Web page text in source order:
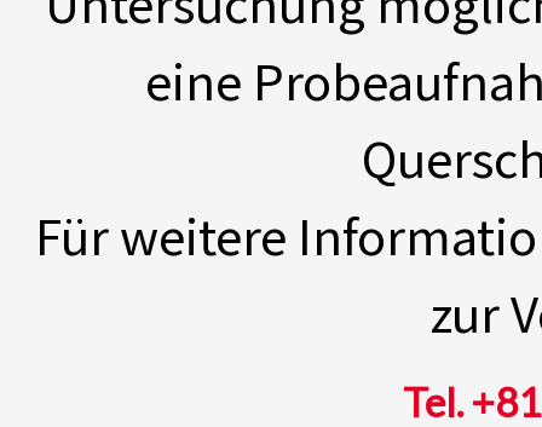
eine
Für weitere
zur
Tel.